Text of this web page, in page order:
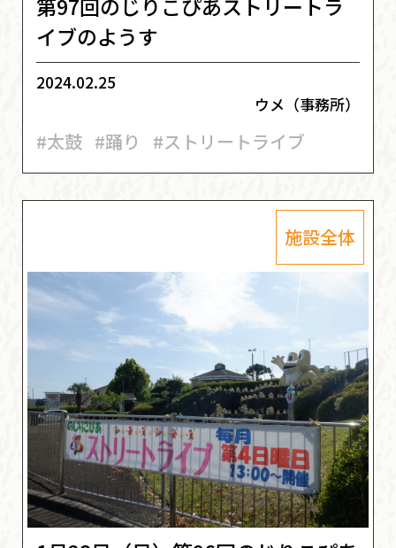
第97回のじりこぴあストリートラ
イブのようす
2024.02.25
ウメ（事務所）
#太鼓 #踊り #ストリートライブ
施設全体